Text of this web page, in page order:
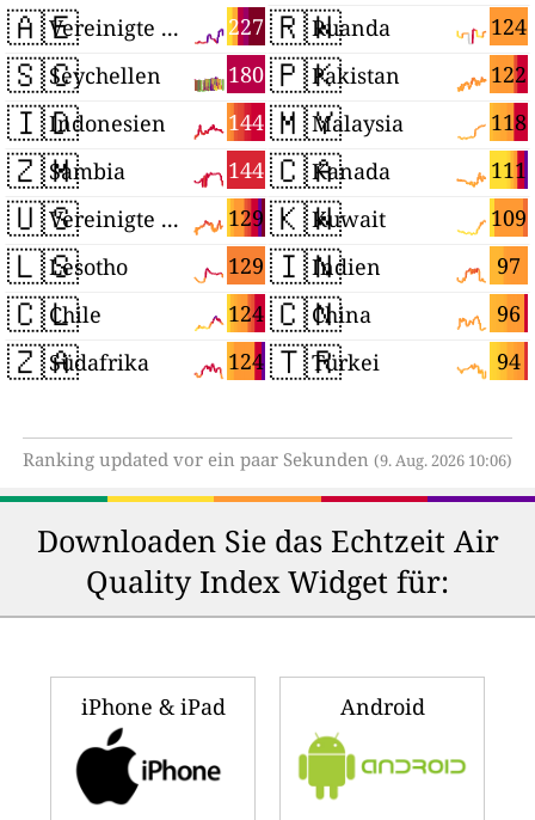
🇦🇪 227
Vereinigte Arabische Emirate
🇸🇨 180
Seychellen
🇮🇩 144
Indonesien
🇿🇲 144
Sambia
🇺🇸 129
Vereinigte Staaten
🇱🇸 129
Lesotho
🇨🇱 124
Chile
🇿🇦 124
Südafrika
🇷🇼 124
Ruanda
🇵🇰 122
Pakistan
🇲🇾 118
Malaysia
🇨🇦 111
Kanada
🇰🇼 109
Kuwait
🇮🇳 97
Indien
🇨🇳 96
China
🇹🇷 94
Türkei
Ranking updated vor ein paar Sekunden (9. Aug. 2026 10:06)
Downloaden Sie das Echtzeit Air
Quality Index Widget für:
iPhone & iPad Android